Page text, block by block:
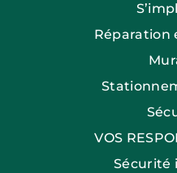
Réparation
VOS
Sécurité